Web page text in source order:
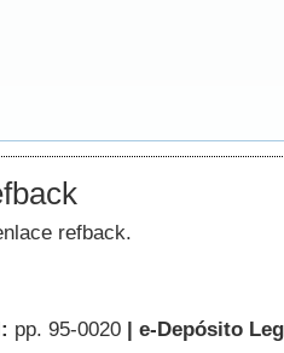
refback.
pp. 95-0020 | e-Depósito